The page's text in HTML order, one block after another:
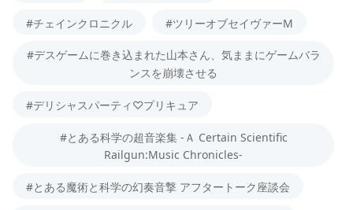
#チェインクロニクル #ツリーオブセイヴァーM
#デスゲームに巻き込まれた山本さん、気ままにゲームバラ
ンスを崩壊させる
#デリシャスパーティ♡プリキュア
#とある科学の超音楽集 -Ａ Certain Scientific
Railgun:Music Chronicles-
#とある魔術と科学の幻奏音撃 アフタートーク座談会